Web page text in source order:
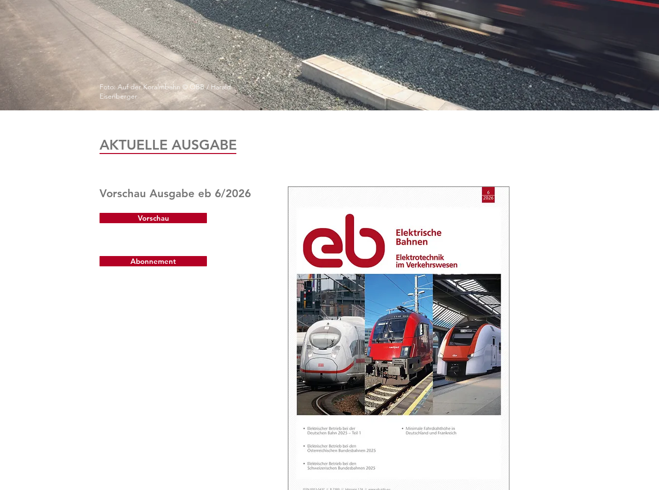
Foto: Auf der Koralmbahn © ÖBB / Harald
Eisenberger
AKTUELLE AUSGABE
Vorschau Ausgabe eb 6/2026
Vorschau
Abonnement